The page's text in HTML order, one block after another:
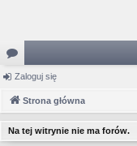
or
a
Zaloguj się
Strona główna
Na tej witrynie nie ma forów.